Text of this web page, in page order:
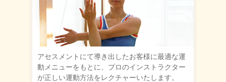
アセスメントにて導き出したお客様に最適な運
動メニューをもとに、プロのインストラクター
が正しい運動方法をレクチャーいたします。